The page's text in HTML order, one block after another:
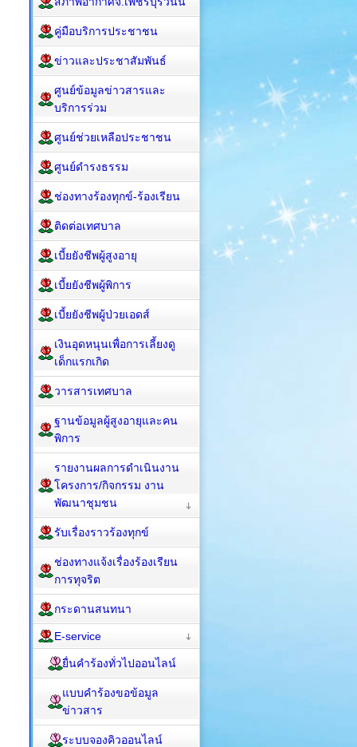
คู่มือบริการประชาชน
ข่าวและประชาสัมพันธ์
ศูนย์ข้อมูลข่าวสารและ
บริการร่วม
ศูนย์ช่วยเหลือประชาชน
ศูนย์ดำรงธรรม
ช่องทางร้องทุกข์-ร้องเรียน
ติดต่อเทศบาล
เบี้ยยังชีพผู้สูงอายุ
เบี้ยยังชีพผู้พิการ
เบี้ยยังชีพผู้ป่วยเอดส์
เงินอุดหนุนเพื่อการเลี้ยงดู
เด็กแรกเกิด
วารสารเทศบาล
ฐานข้อมูลผู้สูงอายุและคน
พิการ
รายงานผลการดำเนินงาน
โครงการ/กิจกรรม งาน
พัฒนาชุมชน
รับเรื่องราวร้องทุกข์
ช่องทางแจ้งเรื่องร้องเรียน
การทุจริต
กระดานสนทนา
E-service
ยื่นคำร้องทั่วไปออนไลน์
แบบคำร้องขอข้อมูล
ข่าวสาร
ระบบจองคิวออนไลน์